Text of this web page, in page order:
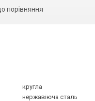
порівняння
кругла
нержавіюча сталь